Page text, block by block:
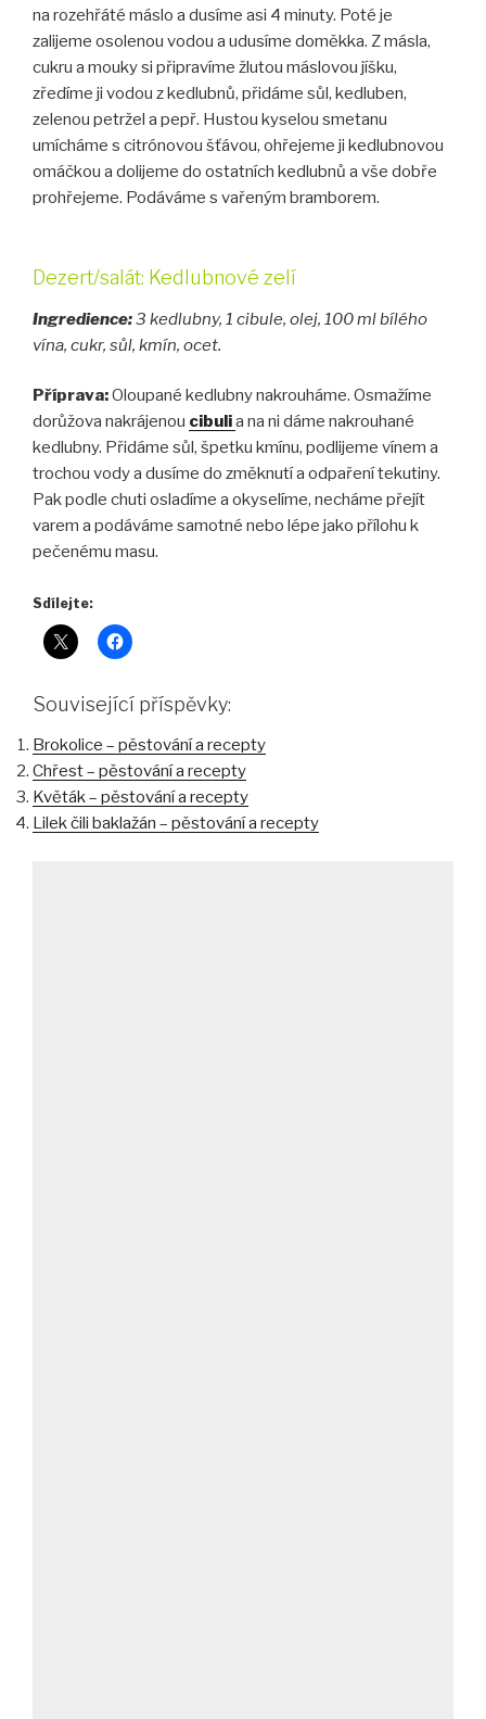
na rozehřáté máslo a dusíme asi 4 minuty. Poté je
zalijeme osolenou vodou a udusíme doměkka. Z másla,
cukru a mouky si připravíme žlutou máslovou jíšku,
zředíme ji vodou z kedlubnů, přidáme sůl, kedluben,
zelenou petržel a pepř. Hustou kyselou smetanu
umícháme s citrónovou šťávou, ohřejeme ji kedlubnovou
omáčkou a dolijeme do ostatních kedlubnů a vše dobře
prohřejeme. Podáváme s vařeným bramborem.
Dezert/salát: Kedlubnové zelí
Ingredience:3 kedlubny, 1 cibule, olej, 100 ml bílého
vína, cukr, sůl, kmín, ocet.
Příprava:Oloupané kedlubny nakrouháme. Osmažíme
dorůžova nakrájenou cibulia na ni dáme nakrouhané
kedlubny. Přidáme sůl, špetku kmínu, podlijeme vínem a
trochou vody a dusíme do změknutí a odpaření tekutiny.
Pak podle chuti osladíme a okyselíme, necháme přejít
varem a podáváme samotné nebo lépe jako přílohu k
pečenému masu.
Sdílejte:
Související příspěvky:
Brokolice – pěstování a recepty
Chřest – pěstování a recepty
Květák – pěstování a recepty
Lilek čili baklažán – pěstování a recepty